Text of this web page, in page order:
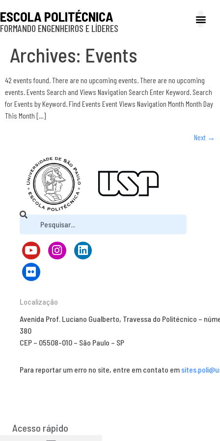
ESCOLA POLITÉCNICA
FORMANDO ENGENHEIROS E LÍDERES
Archives: Events
42 events found. There are no upcoming events. There are no upcoming
events. Events Search and Views Navigation Search Enter Keyword. Search
for Events by Keyword. Find Events Event Views Navigation Month Month Day
This Month […]
Next →
Localização
Avenida Prof. Luciano Gualberto, Travessa do Politécnico –
380
CEP – 05508-010 – São Paulo – SP
Para reportar um erro no site, entre em contato em
Acesso rápido